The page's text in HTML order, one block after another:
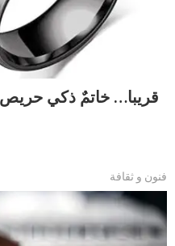
قريبا… خاتمٌ ذكي
فنون و ثقافة